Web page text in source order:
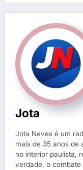
Jota
Jota Neves é um
mais de 35 anos
no interior paulista,
verdade, o